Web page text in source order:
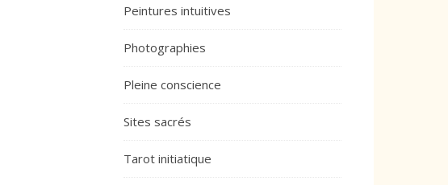
Peintures intuitives
Photographies
Pleine conscience
Sites sacrés
Tarot initiatique